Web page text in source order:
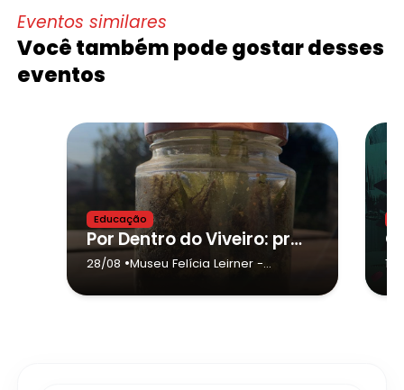
Eventos similares
Você também pode gostar desses
eventos
Educação
Por Dentro do Viveiro: produção de terrários
28/08 •Museu Felícia Leirner -